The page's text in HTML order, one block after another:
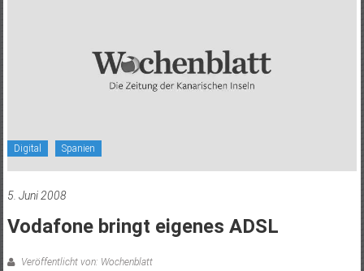
Digital Spanien
5. Juni 2008
Vodafone bringt eigenes ADSL
Veröffentlicht von: Wochenblatt